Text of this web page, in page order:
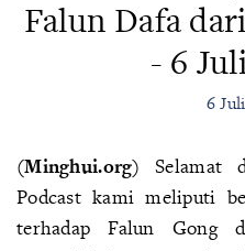
Falun Dafa
- 6
6
(Minghui.org) Selamat
Podcast kami meliputi
terhadap Falun Gong